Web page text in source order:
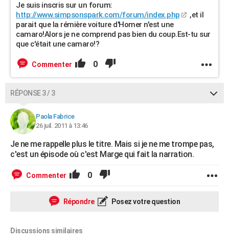
Je suis inscris sur un forum:
http://www.simpsonspark.com/forum/index.php
,et il
parait que la rémière voiture d'Homer n'est une
camaro!Alors je ne comprend pas bien du coup.Est-tu sur
que c'était une camaro!?
Commenter 0
RÉPONSE 3 / 3
Paola Fabrice
26 juil. 2011 à 13:46
Je ne me rappelle plus le titre. Mais si je ne me trompe pas,
c'est un épisode où c'est Marge qui fait la narration.
Commenter 0
Répondre Posez votre question
Discussions similaires